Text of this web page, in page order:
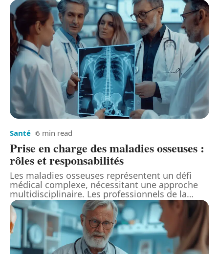
Santé 6 min read
Prise en charge des maladies osseuses :
rôles et responsabilités
Les maladies osseuses représentent un défi
médical complexe, nécessitant une approche
multidisciplinaire. Les professionnels de la…